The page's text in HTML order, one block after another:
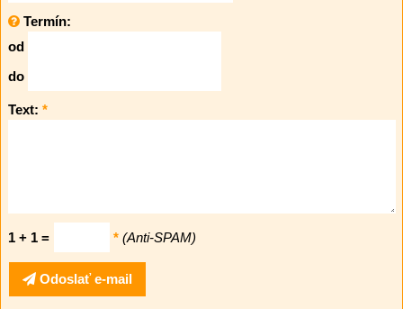
Termín:
od
do
Text: *
1 + 1 = * (Anti-SPAM)
Odoslať e-mail